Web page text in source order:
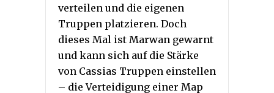
verteilen und die eigenen
Truppen platzieren. Doch
dieses Mal ist Marwan gewarnt
und kann sich auf die Stärke
von Cassias Truppen einstellen
– die Verteidigung einer Map